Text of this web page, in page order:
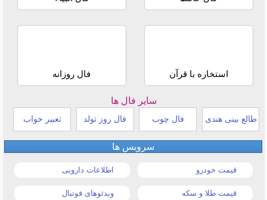
استخاره با قرآن فال روزانه
سایر فال ها
طالع بینی هندی فال چوب فال روز تولد تعبیر خواب
سرویس ها
قیمت خودرو اطلاعات دارویی
قیمت طلا و سکه ویدئوهای فوتبال